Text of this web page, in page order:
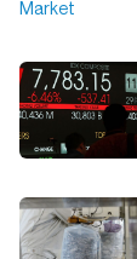
Market